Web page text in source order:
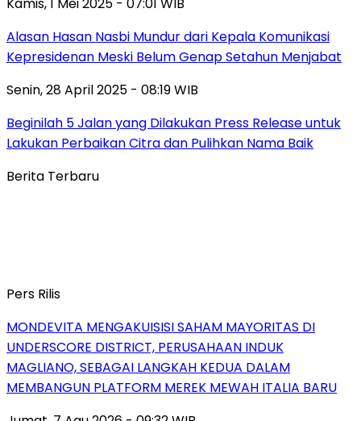
Kamis, 1 Mei 2025 - 07:01 WIB
Alasan Hasan Nasbi Mundur dari Kepala Komunikasi
Kepresidenan Meski Belum Genap Setahun Menjabat
Senin, 28 April 2025 - 08:19 WIB
Beginilah 5 Jalan yang Dilakukan Press Release untuk
Lakukan Perbaikan Citra dan Pulihkan Nama Baik
Berita Terbaru
Pers Rilis
MONDEVITA MENGAKUISISI SAHAM MAYORITAS DI
UNDERSCORE DISTRICT, PERUSAHAAN INDUK
MAGLIANO, SEBAGAI LANGKAH KEDUA DALAM
MEMBANGUN PLATFORM MEREK MEWAH ITALIA BARU